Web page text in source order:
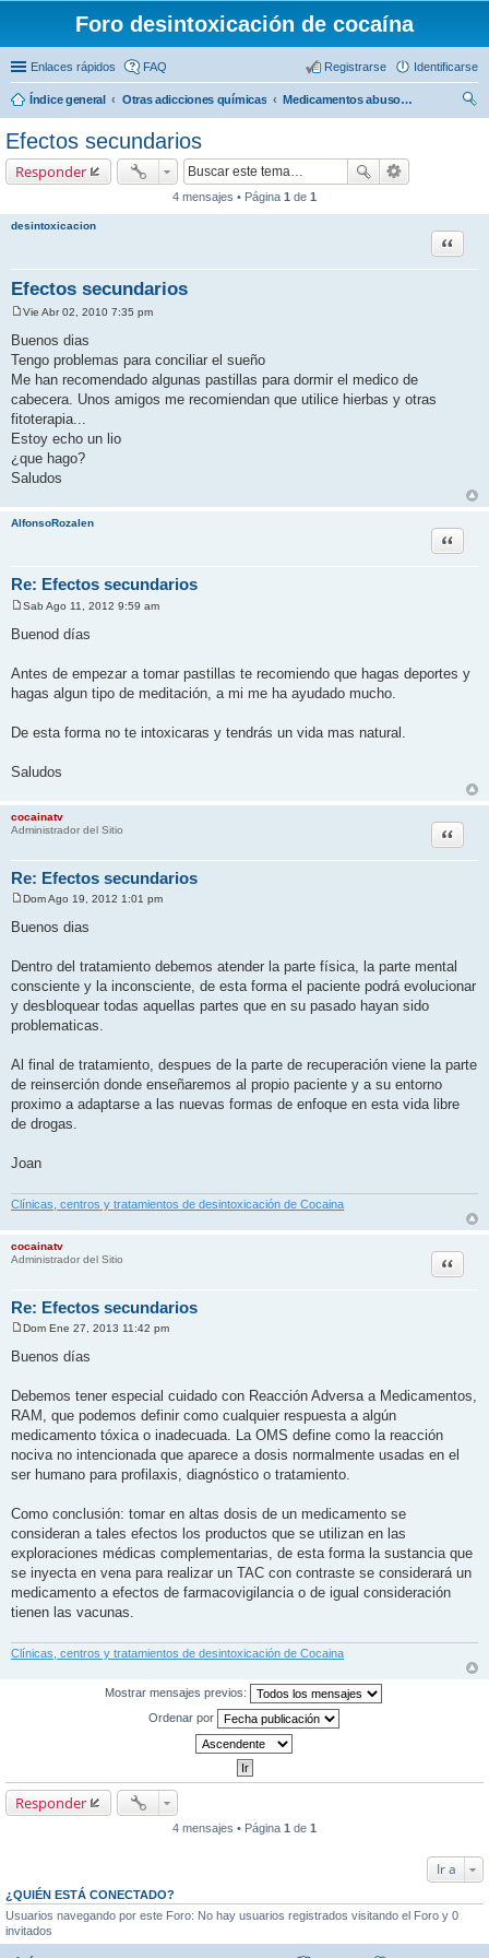
Foro desintoxicación de cocaína
Enlaces rápidos FAQ Identificarse
Registrarse
Índice general Otras adicciones químicas
Medicamentos abuso, benzodiacepinas, tranquilizantes, barbitúricos …
Efectos secundarios
Responder
4 mensajes • Página 1 de 1
desintoxicacion
Efectos secundarios
Citar
n
s
j
e
Vie Abr 02, 2010 7:35 pm
Buenos dias
Tengo problemas para conciliar el sueño
Me han recomendado algunas pastillas para dormir el medico de
cabecera. Unos amigos me recomiendan que utilice hierbas y otras
fitoterapia...
Estoy echo un lio
¿que hago?
Saludos
AlfonsoRozalen
Re: Efectos secundarios
Citar
n
e
Sab Ago 11, 2012 9:59 am
Buenod días
Antes de empezar a tomar pastillas te recomiendo que hagas deportes y
hagas algun tipo de meditación, a mi me ha ayudado mucho.
De esta forma no te intoxicaras y tendrás un vida mas natural.
Saludos
cocainatv
Administrador del Sitio
Re: Efectos secundarios
Citar
n
j
e
Dom Ago 19, 2012 1:01 pm
Buenos dias
Dentro del tratamiento debemos atender la parte física, la parte mental
consciente y la inconsciente, de esta forma el paciente podrá evolucionar
y desbloquear todas aquellas partes que en su pasado hayan sido
problematicas.
Al final de tratamiento, despues de la parte de recuperación viene la parte
de reinserción donde enseñaremos al propio paciente y a su entorno
proximo a adaptarse a las nuevas formas de enfoque en esta vida libre
de drogas.
Joan
Clínicas, centros y tratamientos de desintoxicación de Cocaina
cocainatv
Administrador del Sitio
Re: Efectos secundarios
Citar
e
n
a
j
e
Dom Ene 27, 2013 11:42 pm
Buenos días
Debemos tener especial cuidado con Reacción Adversa a Medicamentos,
RAM, que podemos definir como cualquier respuesta a algún
medicamento tóxica o inadecuada. La OMS define como la reacción
nociva no intencionada que aparece a dosis normalmente usadas en el
ser humano para profilaxis, diagnóstico o tratamiento.
Como conclusión: tomar en altas dosis de un medicamento se
consideran a tales efectos los productos que se utilizan en las
exploraciones médicas complementarias, de esta forma la sustancia que
se inyecta en vena para realizar un TAC con contraste se considerará un
medicamento a efectos de farmacovigilancia o de igual consideración
tienen las vacunas.
Clínicas, centros y tratamientos de desintoxicación de Cocaina
Mostrar mensajes previos:
Ordenar por
Responder
4 mensajes • Página 1 de 1
Ir a
¿QUIÉN ESTÁ CONECTADO?
Usuarios navegando por este Foro: No hay usuarios registrados visitando el Foro y 0
invitados